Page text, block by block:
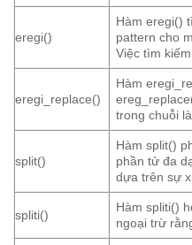
eregi()
Hàm eregi()
pattern cho
Việc tìm
eregi_replace()
Hàm
trong chuỗi
split()
Hàm split()
phần tử đa
dựa trên sự
spliti()
Hàm spliti()
ngoại trừ